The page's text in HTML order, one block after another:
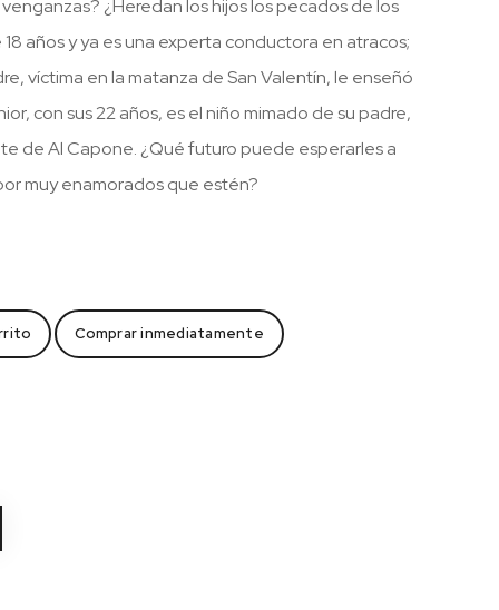
¿Heredan los hijos los pecados de los
años y ya es una experta conductora en atracos;
víctima en la matanza de San Valentín, le enseñó
con sus 22 años, es el niño mimado de su padre,
de Al Capone. ¿Qué futuro puede esperarles a
muy enamorados que estén?
Comprar inmediatamente